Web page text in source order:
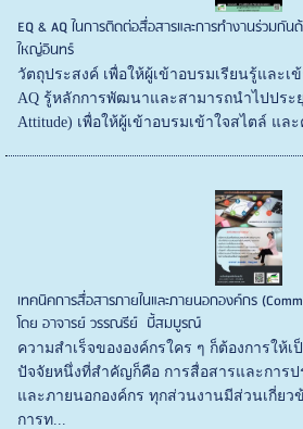
EQ & AQ ในการติดต่อสื่อสารและการทำงานร่วมกั
ใหญ่อินทร์
วัตถุประสงค์ เพื่อให้ผู้เข้าอบรมเรียนรู้และเ
AQ รู้หลักการพัฒนาและสามารถนำไปประยุ
Attitude) เพื่อให้ผู้เข้าอบรมเข้าใจสไตล์ และ
เทคนิคการสื่อสารภายในและภายนอกองค์กร
โดย อาจารย์ วรรณรีย์ บี้สมบูรณ์
ความสำเร็จขององค์กรใคร ๆ ก็ต้องการให้
ปัจจัยหนึ่งที่สำคัญก็คือ การสื่อสารและการ
และภายนอกองค์กร ทุกส่วนงานมีส่วนเกี่ยว
การท...